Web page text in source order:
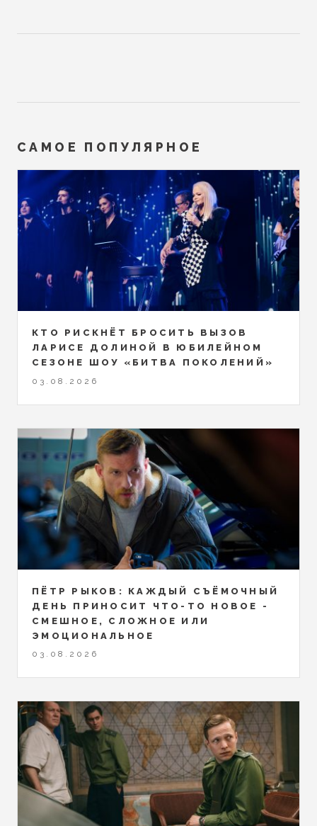
САМОЕ ПОПУЛЯРНОЕ
КТО РИСКНЁТ БРОСИТЬ ВЫЗОВ
ЛАРИСЕ ДОЛИНОЙ В ЮБИЛЕЙНОМ
СЕЗОНЕ ШОУ «БИТВА ПОКОЛЕНИЙ»
03.08.2026
ПЁТР РЫКОВ: КАЖДЫЙ СЪЁМОЧНЫЙ
ДЕНЬ ПРИНОСИТ ЧТО-ТО НОВОЕ -
СМЕШНОЕ, СЛОЖНОЕ ИЛИ
ЭМОЦИОНАЛЬНОЕ
03.08.2026